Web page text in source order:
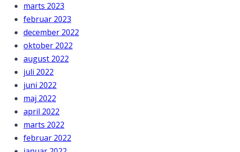
marts 2023
februar 2023
december 2022
oktober 2022
august 2022
juli 2022
juni 2022
maj 2022
april 2022
marts 2022
februar 2022